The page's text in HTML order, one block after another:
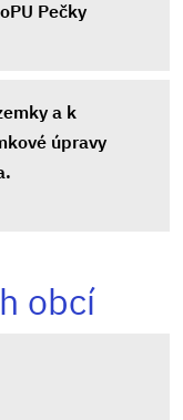
Pečky
a k
úpravy
obcí